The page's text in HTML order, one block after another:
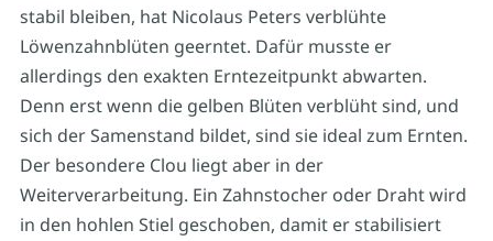
stabil bleiben, hat Nicolaus Peters verblühte
Löwenzahnblüten geerntet. Dafür musste er
allerdings den exakten Erntezeitpunkt abwarten.
Denn erst wenn die gelben Blüten verblüht sind, und
sich der Samenstand bildet, sind sie ideal zum Ernten.
Der besondere Clou liegt aber in der
Weiterverarbeitung. Ein Zahnstocher oder Draht wird
in den hohlen Stiel geschoben, damit er stabilisiert